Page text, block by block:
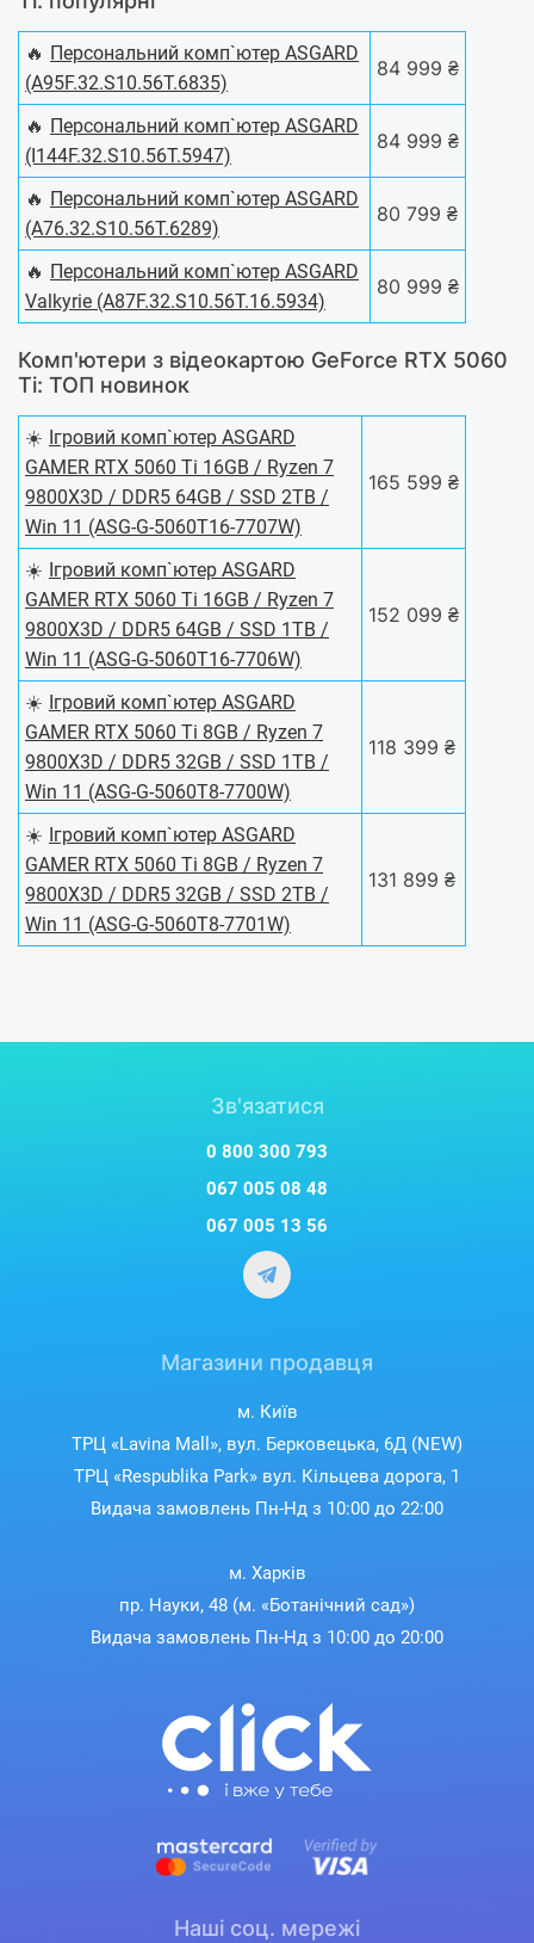
🔥 Персональний комп`ютер ASGARD
(A95F.32.S10.56T.6835)
84 999 ₴
🔥 Персональний комп`ютер ASGARD
(I144F.32.S10.56T.5947)
84 999 ₴
🔥 Персональний комп`ютер ASGARD
(A76.32.S10.56T.6289)
80 799 ₴
🔥 Персональний комп`ютер ASGARD
Valkyrie (A87F.32.S10.56T.16.5934)
80 999 ₴
Комп'ютери з відеокартою GeForce RTX 5060
Ti: ТОП новинок
☀️ Ігровий комп`ютер ASGARD
GAMER RTX 5060 Ti 16GB / Ryzen 7
9800X3D / DDR5 64GB / SSD 2TB /
Win 11 (ASG-G-5060T16-7707W)
165 599 ₴
☀️ Ігровий комп`ютер ASGARD
GAMER RTX 5060 Ti 16GB / Ryzen 7
9800X3D / DDR5 64GB / SSD 1TB /
Win 11 (ASG-G-5060T16-7706W)
152 099 ₴
☀️ Ігровий комп`ютер ASGARD
GAMER RTX 5060 Ti 8GB / Ryzen 7
9800X3D / DDR5 32GB / SSD 1TB /
Win 11 (ASG-G-5060T8-7700W)
118 399 ₴
☀️ Ігровий комп`ютер ASGARD
GAMER RTX 5060 Ti 8GB / Ryzen 7
9800X3D / DDR5 32GB / SSD 2TB /
Win 11 (ASG-G-5060T8-7701W)
131 899 ₴
Зв'язатися
0 800 300 793
067 005 08 48
067 005 13 56
Магазини продавця
м. Київ
ТРЦ «Lavina Mall», вул. Берковецька, 6Д (NEW)
ТРЦ «Respublika Park» вул. Кільцева дорога, 1
Видача замовлень Пн-Нд з 10:00 до 22:00
м. Харків
пр. Науки, 48 (м. «Ботанічний сад»)
Видача замовлень Пн-Нд з 10:00 до 20:00
Наші соц. мережі